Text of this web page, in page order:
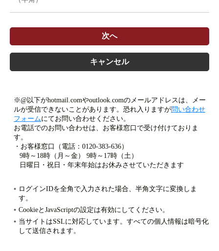
次へ
キャンセル
※@以下がhotmail.comやoutlook.comのメールアドレスは、メー
ルが受信できないことがあります。恐れ入りますが問い合わせ
フォームにてお問い合わせください。
お電話でのお問い合わせは、お客様窓口で受け付けておりま
す。
・お客様窓口（電話：0120-383-636）
9時～18時（月～金） 9時～17時（土）
日曜日・祝日・年末年始はお休みさせていただきます
ログインIDを全角で入力された場合、半角文字に変換しま
す。
CookieとJavaScriptの設定は有効にしてください。
当サイトはSSLに対応しています。すべての個人情報は暗号化
して送信されます。